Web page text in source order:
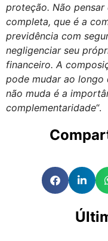
proteção. Não
completa, que é a
previdência com
negligenciar seu
financeiro. A
pode mudar ao longo
não muda é a
complementaridade“.